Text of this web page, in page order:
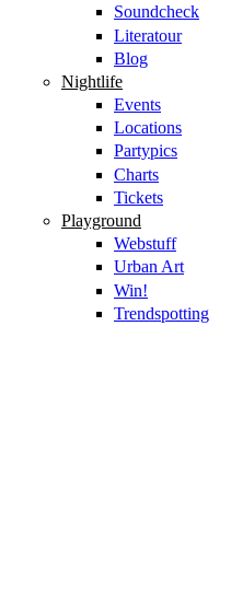
Soundcheck
Literatour
Blog
Nightlife
Events
Locations
Partypics
Charts
Tickets
Playground
Webstuff
Urban Art
Win!
Trendspotting